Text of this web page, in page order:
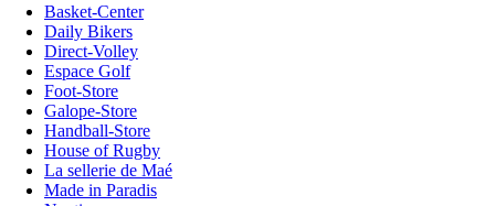
Basket-Center
Daily Bikers
Direct-Volley
Espace Golf
Foot-Store
Galope-Store
Handball-Store
House of Rugby
La sellerie de Maé
Made in Paradis